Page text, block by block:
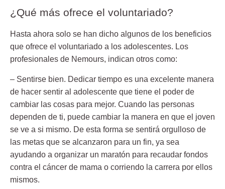
¿Qué más ofrece el voluntariado?
Hasta ahora solo se han dicho algunos de los beneficios
que ofrece el voluntariado a los adolescentes. Los
profesionales de Nemours, indican otros como:
– Sentirse bien. Dedicar tiempo es una excelente manera
de hacer sentir al adolescente que tiene el poder de
cambiar las cosas para mejor. Cuando las personas
dependen de ti, puede cambiar la manera en que el joven
se ve a si mismo. De esta forma se sentirá orgulloso de
las metas que se alcanzaron para un fin, ya sea
ayudando a organizar un maratón para recaudar fondos
contra el cáncer de mama o corriendo la carrera por ellos
mismos.